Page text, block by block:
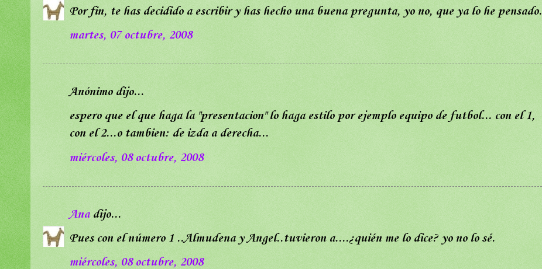
Por fin, te has decidido a escribir y has hecho una buena pregunta, yo no, que ya lo he pensado.
martes, 07 octubre, 2008
Anónimo dijo...
espero que el que haga la "presentacion" lo haga estilo por ejemplo equipo de futbol... con el 1,
con el 2...o tambien: de izda a derecha...
miércoles, 08 octubre, 2008
Anadijo...
Pues con el número 1 ..Almudena y Angel..tuvieron a....¿quién me lo dice? yo no lo sé.
miércoles, 08 octubre, 2008